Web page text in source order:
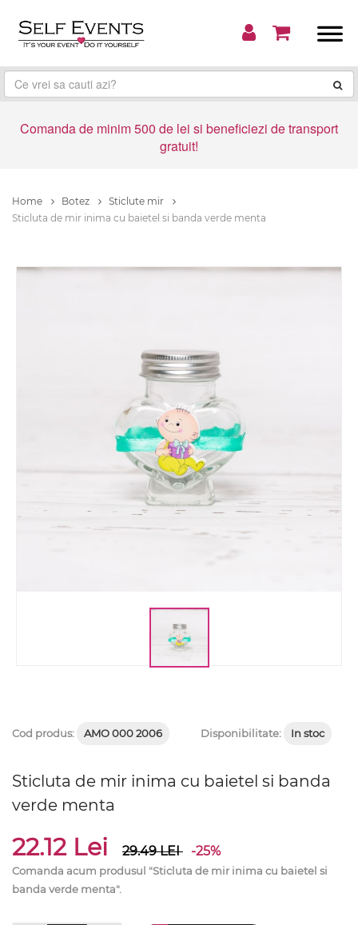
Comanda de minim 500 de lei si beneficiezi de transport
gratuit!
Home Botez
Sticlute mir
Sticluta de mir inima cu baietel si banda verde menta
Cod produs: AMO 000 2006 Disponibilitate: In stoc
Sticluta de mir inima cu baietel si banda
verde menta
22.12 Lei 29.49LEI -25%
Comanda acum produsul "Sticluta de mir inima cu baietel si
banda verde menta".